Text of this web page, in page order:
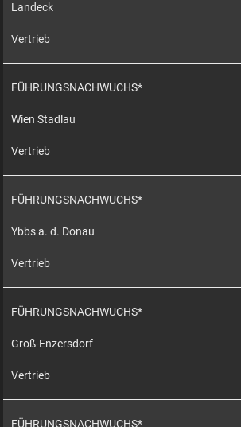
Landeck
Vertrieb
FÜHRUNGSNACHWUCHS*
Wien Stadlau
Vertrieb
FÜHRUNGSNACHWUCHS*
Ybbs a. d. Donau
Vertrieb
FÜHRUNGSNACHWUCHS*
Groß-Enzersdorf
Vertrieb
FÜHRUNGSNACHWUCHS*